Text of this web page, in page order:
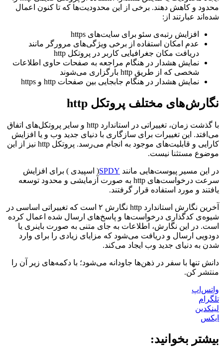
محدود و کاهش دهند. برخی از این محدودیت‌ها که تا کنون اعمال
شده‌اند عبارتند از:
افزایش رتبه‌ی سئو برای سایت‌های https
عدم امکان استفاده از برخی ویژگی‌های مرورگر مانند
دریافت مکان جغرافیایی کاربر در پروتکل http
نمایش هشدار در هنگام مراجعه به صفحات حاوی اطلاعات
شخصی که از طریق http بارگزاری می‌شوند
نمایش هشدار در هنگام جابجایی بین صفحات http و https
نگارش‌های مختلف پروتکل http
با گذشت زمان، تغییراتی در استاندارد http و سایر پروتکل‌های اتفاق
می‌افتد. این تغییرات برای سازگاری با دنیای جدید وب و یا افزایش
کارایی و قابلیت‌های موجود به انجام می‌رسد. پروتکل http نیز از این
موضوع مستثنا نیست.
در این مسیر پیوست‌هایی مانند SPDY( اسپیدی ) برای افزایش
سرعت درخواست‌های http به صورت آزمایشی و محدود توسعه
یافتند و مورد استفاده قرار گرفتند.
آخرین نگارش استاندارد http نگارش ۲ است که تغییراتی اساسی در
شیوه‌ی کدگذاری درخواست‌ها و پاسخ‌های ارسال شده اعمال کرده
است. در این نگارش، اطلاعات به جای متنی به صورت باینری یا
دودویی ارسال و دریافت می‌شود که مزایای زیادی را برای وارد
شدن به دنیای جدید وب ایجاد می‌کند.
دانش تنها با سفر در ذهن‌ها جاودانه می‌شود؛ با دکمه‌های زیر آن را
منتشر کن.
واتس‌اپ
تلگرام
لینکدین
ایکس
بیشتر بخوانید: